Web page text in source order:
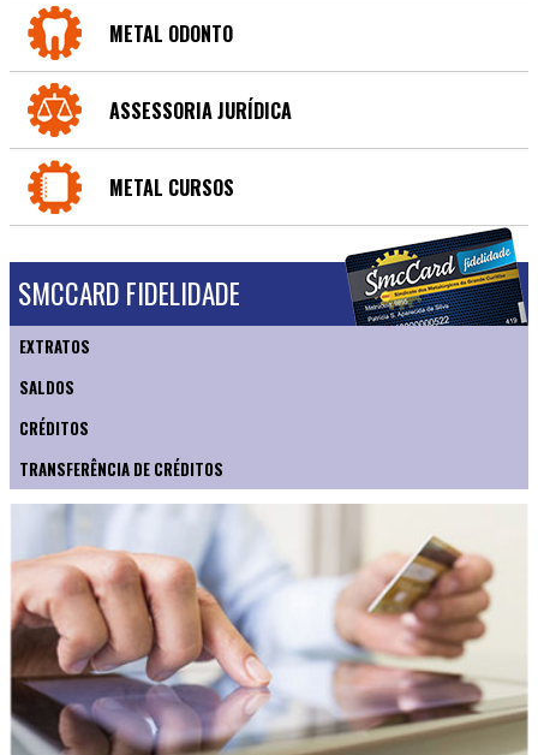
METAL ODONTO
ASSESSORIA JURÍDICA
METAL CURSOS
SMCCARD FIDELIDADE
EXTRATOS
SALDOS
CRÉDITOS
TRANSFERÊNCIA DE CRÉDITOS